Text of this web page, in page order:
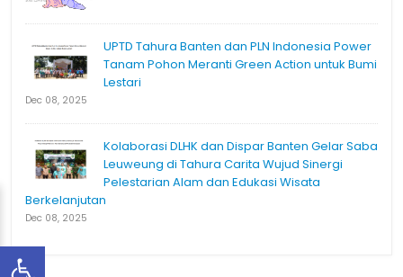
UPTD Tahura Banten dan PLN Indonesia Power
Tanam Pohon Meranti Green Action untuk Bumi
Lestari
Dec 08, 2025
Kolaborasi DLHK dan Dispar Banten Gelar Saba
Leuweung di Tahura Carita Wujud Sinergi
Pelestarian Alam dan Edukasi Wisata
Berkelanjutan
Dec 08, 2025